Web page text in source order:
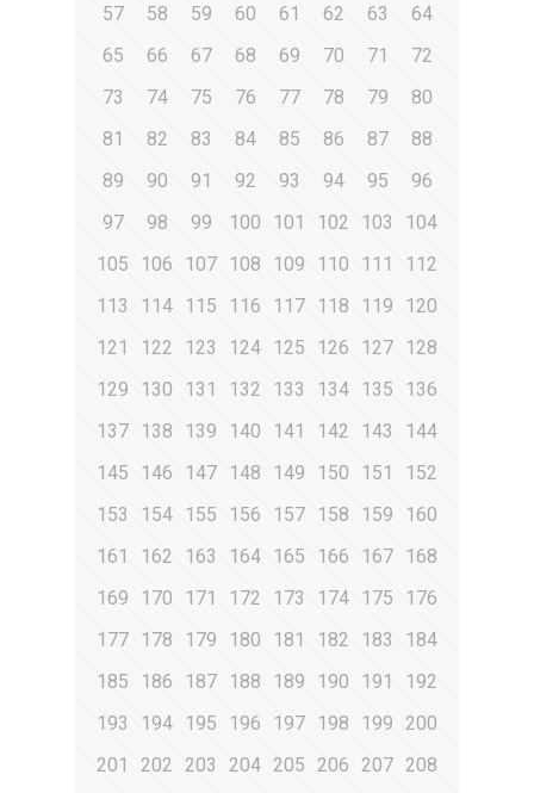
57
58 59 60 61 62 63
64
65
66 67 68 69 70 71
72
73
74 75 76 77 78 79
80
81
82 83 84 85 86 87
88
89
90 91 92 93 94 95
96
97
98 99 100 101 102 103
104
105
106 107 108 109 110 111
112
113
114 115 116 117 118 119
120
121
122 123 124 125 126 127 128
129
130 131 132 133 134 135
136
137 138 139 140 141 142 143
144
145
146 147 148 149 150 151
152
153
154 155 156 157 158 159
160
161
162 163 164 165 166 167 168
169
170 171 172 173 174 175
176
177 178 179 180 181 182 183
184
185
186 187 188 189 190 191
192
193
194 195 196 197 198 199
200
201
202 203 204 205 206 207 208